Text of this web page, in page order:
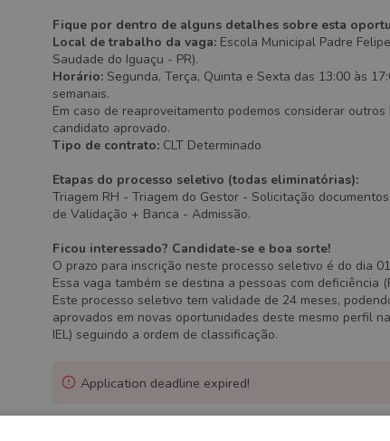
Fique por dentro de alguns detalhes sobre esta
Local de trabalho da vaga: Escola Municipal Padre
Saudade do Iguaçu - PR).
Horário: Segunda, Terça, Quinta e Sexta das 13:00 às
semanais.
Em caso de reaproveitamento podemos considerar
candidato aprovado.
Tipo de contrato: CLT Determinado
Etapas do processo seletivo (todas eliminatórias):
Triagem RH - Triagem do Gestor - Solicitação
de Validação + Banca - Admissão.
Ficou interessado? Candidate-se e boa sorte!
O prazo para inscrição neste processo seletivo é do dia
Essa vaga também se destina a pessoas com deficiência
Este processo seletivo tem validade de 24 meses,
aprovados em novas oportunidades deste mesmo perfil
IEL) seguindo a ordem de classificação.
Application deadline expired!